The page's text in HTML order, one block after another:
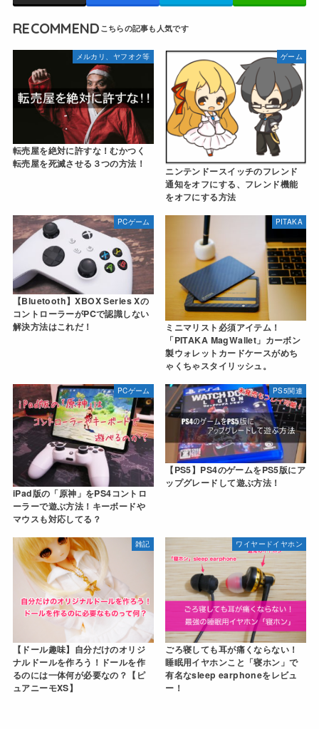
RECOMMEND
メルカリ、ヤフオク等
転売屋を絶対に許すな！むかつく
転売屋を死滅させる３つの方法！
ゲーム
ニンテンドースイッチのフレンド
通知をオフにする、フレンド機能
をオフにする方法
PCゲーム
【Bluetooth】XBOX Series Xの
コントローラーがPCで認識しない
解決方法はこれだ！
PITAKA
ミニマリスト必須アイテム！
「PITAKA MagWallet」カーボン
製ウォレットカードケースがめち
ゃくちゃスタイリッシュ。
PCゲーム
iPad版の「原神」をPS4コントロ
ーラーで遊ぶ方法！キーボードや
マウスも対応してる？
PS5関連
【PS5】PS4のゲームをPS5版にア
ップグレードして遊ぶ方法！
雑記
【ドール趣味】自分だけのオリジ
ナルドールを作ろう！ドールを作
るのには一体何が必要なの？【ピ
ュアニーモXS】
ワイヤードイヤホン
ごろ寝しても耳が痛くならない！
睡眠用イヤホンこと「寝ホン」で
有名なsleep earphoneをレビュ
ー！